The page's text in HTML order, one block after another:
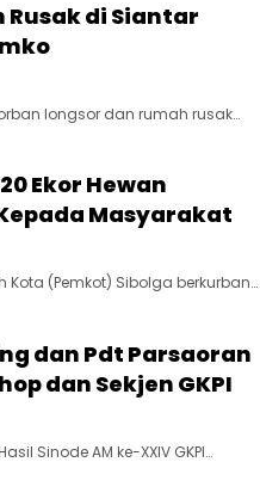
Rusak di Siantar
longsor dan rumah rusak…
Ekor Hewan
Masyarakat
(Pemkot) Sibolga berkurban…
dan Pdt Parsaoran
dan Sekjen GKPI
Sinode AM ke-XXIV GKPI…